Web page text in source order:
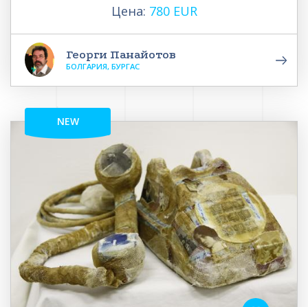
Цена: 780 EUR
Георги Панайотов
БОЛГАРИЯ, БУРГАС
NEW